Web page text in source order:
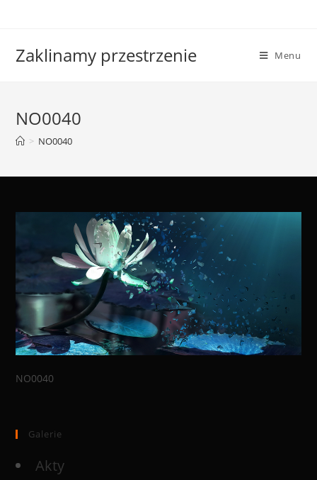
Zaklinamy przestrzenie Menu
NO0040
> NO0040
NO0040
Galerie
Akty